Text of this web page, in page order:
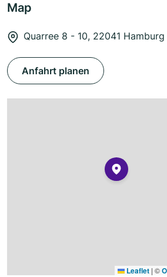
Map
Quarree 8 - 10, 22041 Hamburg
Anfahrt planen
Leaflet | ©